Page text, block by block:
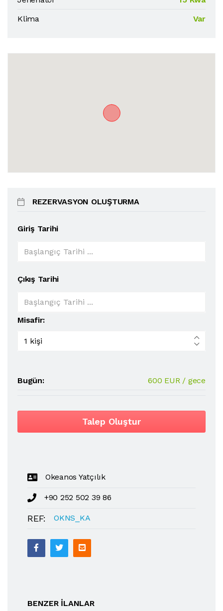
Klima
Var
REZERVASYON OLUŞTURMA
Giriş Tarihi
Çıkış Tarihi
Misafir:
Bugün: 600 EUR / gece
Talep Oluştur
Okeanos Yatçılık
+90 252 502 39 86
REF: OKNS_KA
BENZER ILANLAR